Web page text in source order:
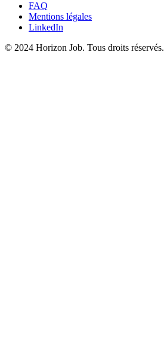
FAQ
Mentions légales
LinkedIn
© 2024 Horizon Job. Tous droits réservés.